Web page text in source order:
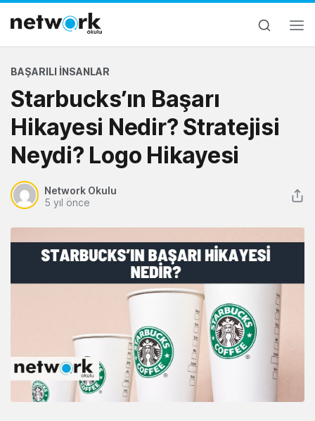
BAŞARILI İNSANLAR
Starbucks’ın Başarı
Hikayesi Nedir? Stratejisi
Neydi? Logo Hikayesi
Network Okulu
5 yıl önce